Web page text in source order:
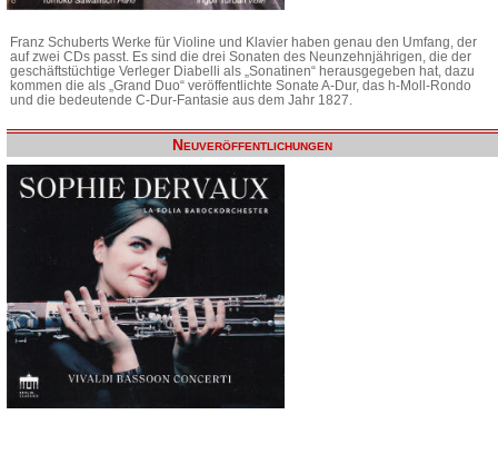
Franz Schuberts Werke für Violine und Klavier haben genau den Umfang, der
auf zwei CDs passt. Es sind die drei Sonaten des Neunzehnjährigen, die der
geschäftstüchtige Verleger Diabelli als „Sonatinen“ herausgegeben hat, dazu
kommen die als „Grand Duo“ veröffentlichte Sonate A-Dur, das h-Moll-Rondo
und die bedeutende C-Dur-Fantasie aus dem Jahr 1827.
Neuveröffentlichungen